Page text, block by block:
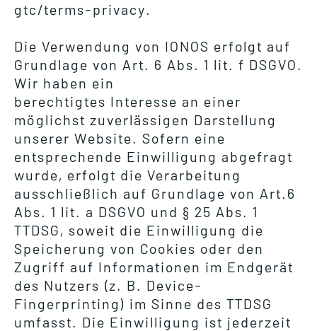
gtc/terms-privacy.
Die Verwendung von IONOS erfolgt auf
Grundlage von Art. 6 Abs. 1 lit. f DSGVO.
Wir haben ein
berechtigtes Interesse an einer
möglichst zuverlässigen Darstellung
unserer Website. Sofern eine
entsprechende Einwilligung abgefragt
wurde, erfolgt die Verarbeitung
ausschließlich auf Grundlage von Art.6
Abs. 1 lit. a DSGVO und § 25 Abs. 1
TTDSG, soweit die Einwilligung die
Speicherung von Cookies oder den
Zugriff auf Informationen im Endgerät
des Nutzers (z. B. Device-
Fingerprinting) im Sinne des TTDSG
umfasst. Die Einwilligung ist jederzeit